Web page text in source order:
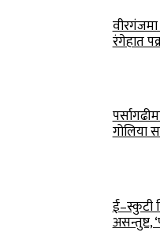
वीरगंजमा
रंगेहात
गोलिया
ई–स्कुटी
असन्तुष्ट,